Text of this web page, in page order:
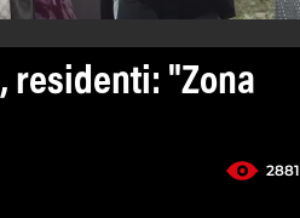
residenti: "Zona
2881